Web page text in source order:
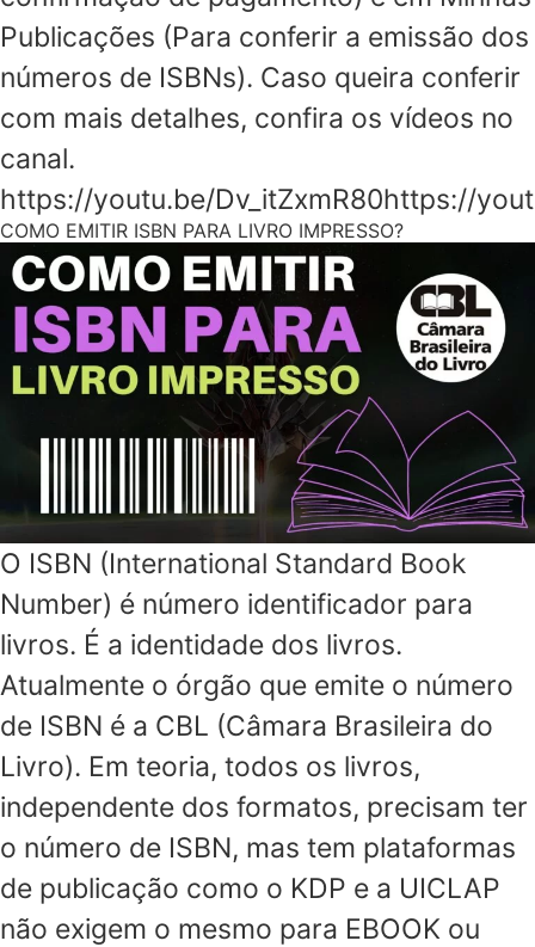
Publicações (Para conferir a emissão dos
números de ISBNs). Caso queira conferir
com mais detalhes, confira os vídeos no
canal.
https://youtu.be/Dv_itZxmR80https://
COMO EMITIR ISBN PARA LIVRO IMPRESSO?
O ISBN (International Standard Book
Number) é número identificador para
livros. É a identidade dos livros.
Atualmente o órgão que emite o número
de ISBN é a CBL (Câmara Brasileira do
Livro). Em teoria, todos os livros,
independente dos formatos, precisam ter
o número de ISBN, mas tem plataformas
de publicação como o KDP e a UICLAP
não exigem o mesmo para EBOOK ou